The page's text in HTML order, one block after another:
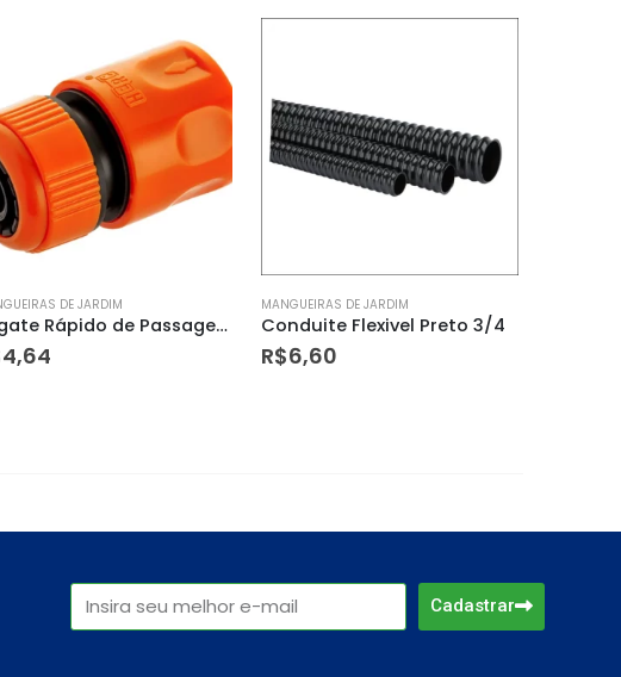
DE JARDIM
Flexivel Preto 3/4
6,60
MANGUEIRAS DE JARDIM
Mang Ent. Agua P/maq.lavar 1,20m
R$15,89
Cadastrar